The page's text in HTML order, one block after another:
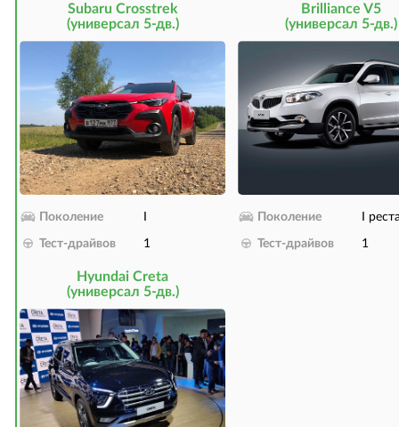
Subaru Crosstrek
(универсал 5-дв.)
Поколение
Тест-драйвов 1
Brilliance V5
(универсал 5-дв.)
Поколение I
Тест-драйвов 1
Hyundai Creta
(универсал 5-дв.)